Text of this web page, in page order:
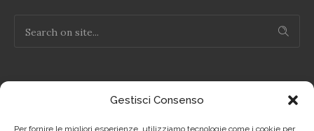
Gestisci Consenso
Per fornire le migliori esperienze, utilizziamo tecnologie come i cookie per